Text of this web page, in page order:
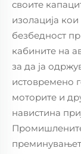
своите
изолација
безбедност
кабините на
за да ја
истовремено
моторите и
навистина